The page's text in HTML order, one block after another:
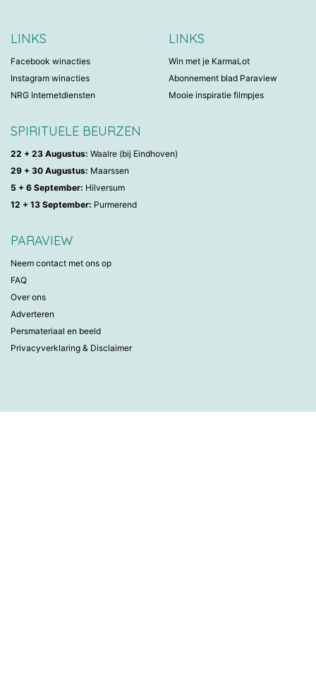
LINKS
Facebook winacties
Instagram winacties
NRG Internetdiensten
LINKS
Win met je KarmaLot
Abonnement blad Paraview
Mooie inspiratie filmpjes
SPIRITUELE BEURZEN
22 + 23 Augustus: Waalre (bij Eindhoven)
29 + 30 Augustus: Maarssen
5 + 6 September: Hilversum
12 + 13 September: Purmerend
PARAVIEW
Neem contact met ons op
FAQ
Over ons
Adverteren
Persmateriaal en beeld
Privacyverklaring & Disclaimer